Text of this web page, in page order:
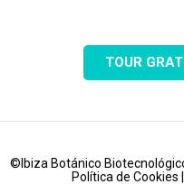
TOUR
©Ibiza Botánico
Política de Cookies